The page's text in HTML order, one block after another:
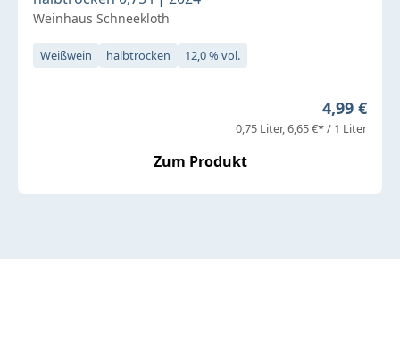
Weinhaus Schneekloth
Weißwein halbtrocken 12,0 % vol.
Regulärer
4,99 €
0,75 Liter 6,65 €* / 1 Liter
Zum Produkt